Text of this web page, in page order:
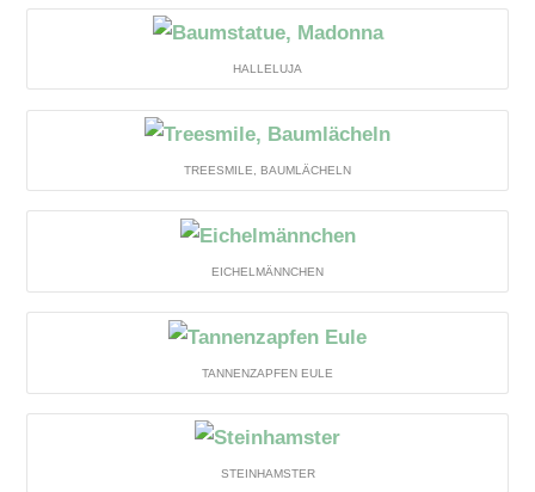
HALLELUJA
TREESMILE, BAUMLÄCHELN
EICHELMÄNNCHEN
TANNENZAPFEN EULE
STEINHAMSTER